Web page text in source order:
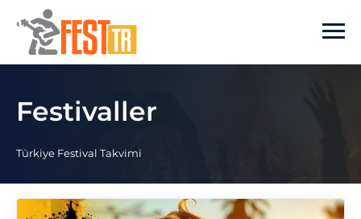
Ana içeriğe atla
Festivaller
Türkiye Festival Takvimi